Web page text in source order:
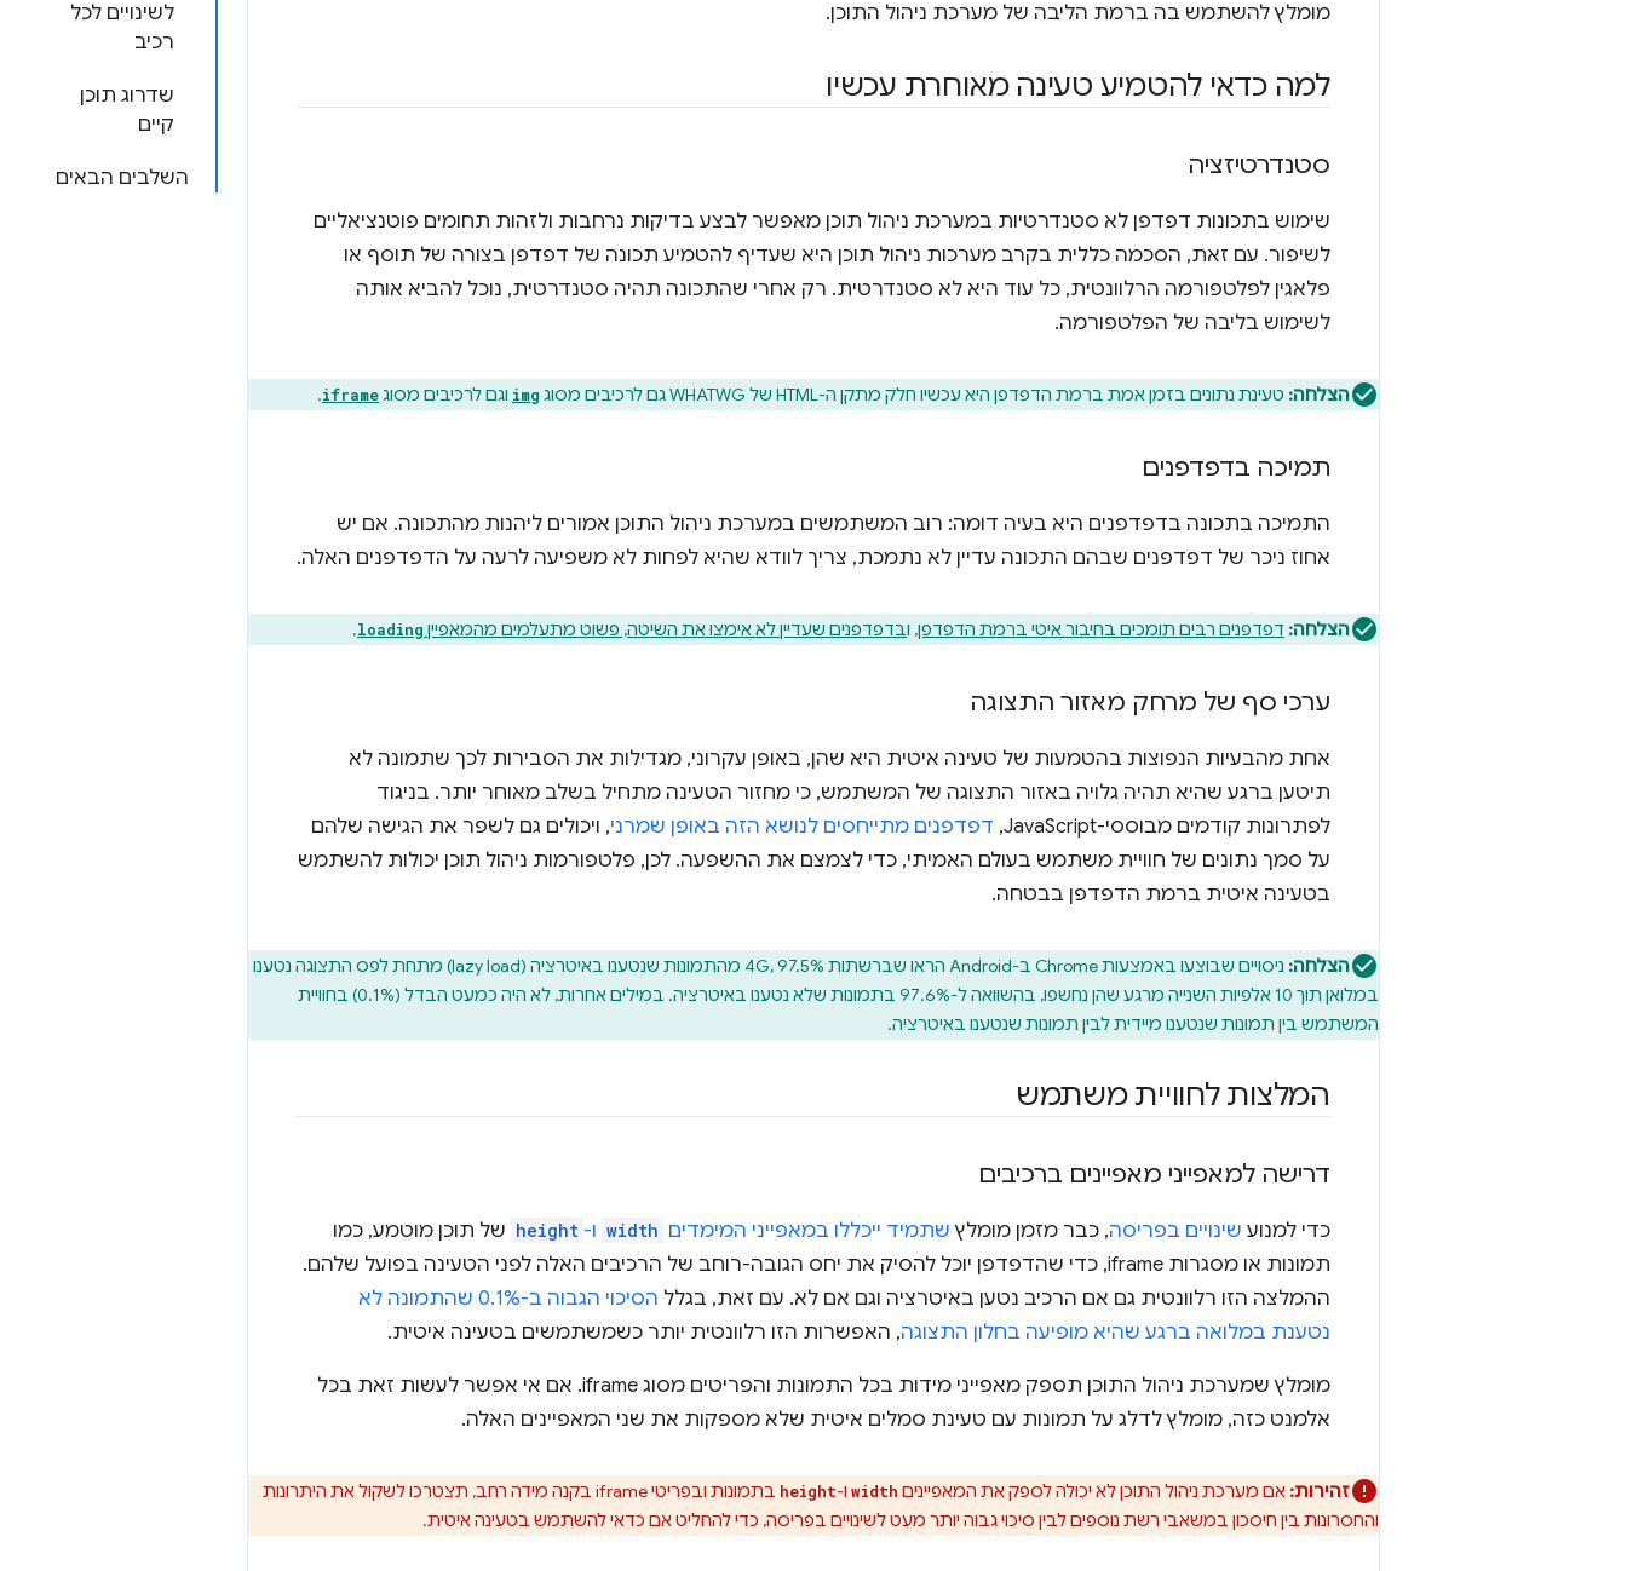
לשינויים לכל
רכיב
שדרוג תוכן
קיים
השלבים הבאים
מומלץ להשתמש בה ברמת הליבה של מערכת ניהול התוכן.
למה כדאי להטמיע טעינה מאוחרת עכשיו
סטנדרטיזציה
שימוש בתכונות דפדפן לא סטנדרטיות במערכת ניהול תוכן מאפשר לבצע בדיקות נרחבות ולזהות תחומים פוטנציאליים
לשיפור. עם זאת, הסכמה כללית בקרב מערכות ניהול תוכן היא שעדיף להטמיע תכונה של דפדפן בצורה של תוסף או
פלאגין לפלטפורמה הרלוונטית, כל עוד היא לא סטנדרטית. רק אחרי שהתכונה תהיה סטנדרטית, נוכל להביא אותה
לשימוש בליבה של הפלטפורמה.
הצלחה: טעינת נתונים בזמן אמת ברמת הדפדפן היא עכשיו חלק מתקן ה-HTML של WHATWG גם לרכיבים מסוג img וגם לרכיבים מסוגiframe
.
תמיכה בדפדפנים
התמיכה בתכונה בדפדפנים היא בעיה דומה: רוב המשתמשים במערכת ניהול התוכן אמורים ליהנות מהתכונה. אם יש
אחוז ניכר של דפדפנים שבהם התכונה עדיין לא נתמכת, צריך לוודא שהיא לפחות לא משפיעה לרעה על הדפדפנים האלה.
הצלחה: דפדפנים רבים תומכים בחיבור איטי ברמת הדפדפן, ובדפדפנים שעדיין לא אימצו את השיטה, פשוט מתעלמים מהמאפיין loading
.
ערכי סף של מרחק מאזור התצוגה
אחת מהבעיות הנפוצות בהטמעות של טעינה איטית היא שהן, באופן עקרוני, מגדילות את הסבירות לכך שתמונה לא
תיטען ברגע שהיא תהיה גלויה באזור התצוגה של המשתמש, כי מחזור הטעינה מתחיל בשלב מאוחר יותר. בניגוד
לפתרונות קודמים מבוססי-JavaScript,
דפדפנים מתייחסים לנושא הזה באופן שמרני, ויכולים גם לשפר את הגישה שלהם
על סמך נתונים של חוויית משתמש בעולם האמיתי, כדי לצמצם את ההשפעה. לכן, פלטפורמות ניהול תוכן יכולות להשתמש
בטעינה איטית ברמת הדפדפן בבטחה.
הצלחה:
ניסויים שבוצעו באמצעות Chrome ב-Android הראו שברשתות 4G, 97.5% מהתמונות שנטענו באיטרציה (lazy load) מתחת לפס התצוגה נטענו
במלואן תוך 10 אלפיות השנייה מרגע שהן נחשפו, בהשוואה ל-97.6% בתמונות שלא נטענו באיטרציה. במילים אחרות, לא היה כמעט הבדל (0.1%) בחוויית
המשתמש בין תמונות שנטענו מיידית לבין תמונות שנטענו באיטרציה.
המלצות לחוויית משתמש
דרישה למאפייני מאפיינים ברכיבים
כדי למנוע שינויים בפריסה, כבר מזמן מומלץ שתמיד ייכללו במאפייני המימדים width ו- height של תוכן מוטמע, כמו
תמונות או מסגרות iframe, כדי שהדפדפן יוכל להסיק את יחס הגובה-רוחב של הרכיבים האלה לפני הטעינה בפועל שלהם.
ההמלצה הזו רלוונטית גם אם הרכיב נטען באיטרציה וגם אם לא. עם זאת, בגלל
הסיכוי הגבוה ב-0.1% שהתמונה לא
נטענת במלואה ברגע שהיא מופיעה בחלון התצוגה, האפשרות הזו רלוונטית יותר כשמשתמשים בטעינה איטית.
מומלץ שמערכת ניהול התוכן תספק מאפייני מידות בכל התמונות והפריטים מסוג iframe. אם אי אפשר לעשות זאת בכל
אלמנט כזה, מומלץ לדלג על תמונות עם טעינת סמלים איטית שלא מספקות את שני המאפיינים האלה.
זהירות: אם מערכת ניהול התוכן לא יכולה לספק את המאפיינים width ו-height
בתמונות ובפריטי iframe בקנה מידה רחב, תצטרכו לשקול את היתרונות
והחסרונות בין חיסכון במשאבי רשת נוספים לבין סיכוי גבוה יותר מעט לשינויים בפריסה, כדי להחליט אם כדאי להשתמש בטעינה איטית.